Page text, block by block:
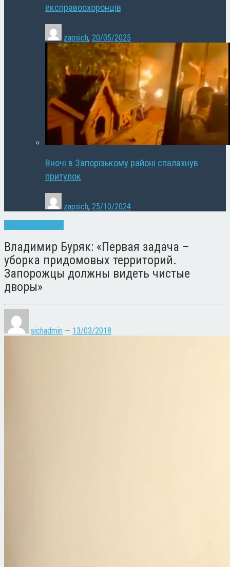
експравоохоронців
zapsich, 20/05/2025
Вночі в Запорізькому районі спалахнув
притулок
zapsich, 25/10/2024
Владимир Буряк: «Первая задача –
уборка придомовых территорий.
Запорожцы должны видеть чистые
дворы»
sichadmin — 13/03/2018